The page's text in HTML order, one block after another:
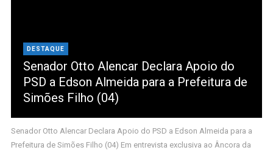
DESTAQUE
Senador Otto Alencar Declara Apoio do
PSD a Edson Almeida para a Prefeitura de
Simões Filho (04)
Senador Otto Alencar Declara Apoio do PSD a Edson Almeida para a
Prefeitura de Simões Filho (04) Em entrevista exclusiva ao Âncora da